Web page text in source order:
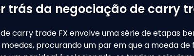
trás da negociação de carry
carry trade FX envolve uma série de etapas
procurando um par em que a moeda